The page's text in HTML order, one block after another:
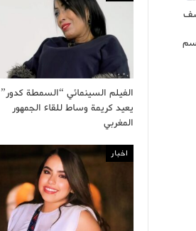
الفيلم السينمائي “السمطة كدور”
يعيد كريمة وساط للقاء الجمهور
المغربي
اخبار